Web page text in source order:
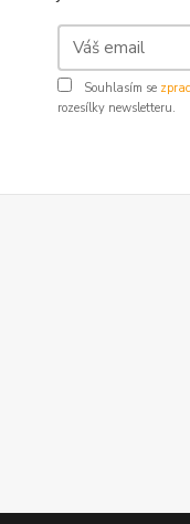
Souhlasím se
rozesílky newsletteru.